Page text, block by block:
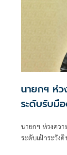
นายกฯ ห่
ระดับรับมื
นายกฯ ห่วงคว
ระดับเฝ้าระวัง